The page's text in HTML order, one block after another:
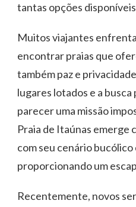
tantas opções
Muitos viajantes
encontrar praias que
também paz e
lugares lotados e a
parecer uma missão
Praia de Itaúnas emerge
com seu cenário bucólico
proporcionando um
Recentemente, novos